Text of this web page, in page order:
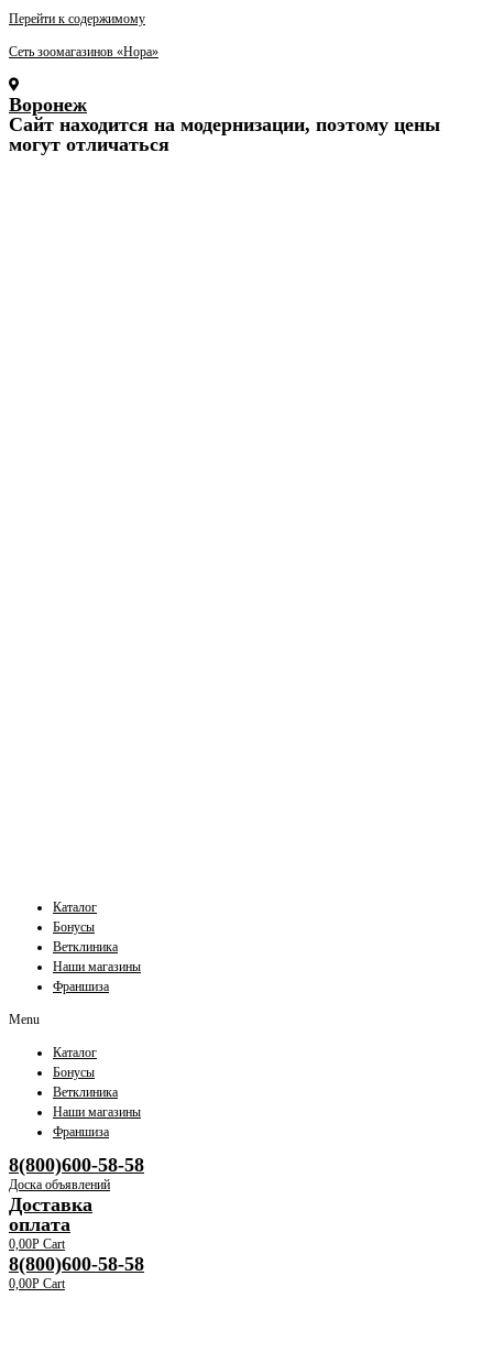
Перейти к содержимому
Сеть зоомагазинов «Нора»
Воронеж
Cайт находится на модернизации, поэтому цены
могут отличаться
Каталог
Бонусы
Ветклиника
Наши магазины
Франшиза
Menu
Каталог
Бонусы
Ветклиника
Наши магазины
Франшиза
8(800)600-58-58
Доска объявлений
Доставка
оплата
0,00Р Cart
8(800)600-58-58
0,00Р Cart